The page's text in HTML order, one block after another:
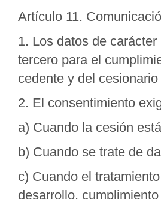
Artículo 11.
1. Los datos de
tercero para el
cedente y del
2. El consentimiento
a) Cuando la cesión
b) Cuando se trate de
c) Cuando el
desarrollo,